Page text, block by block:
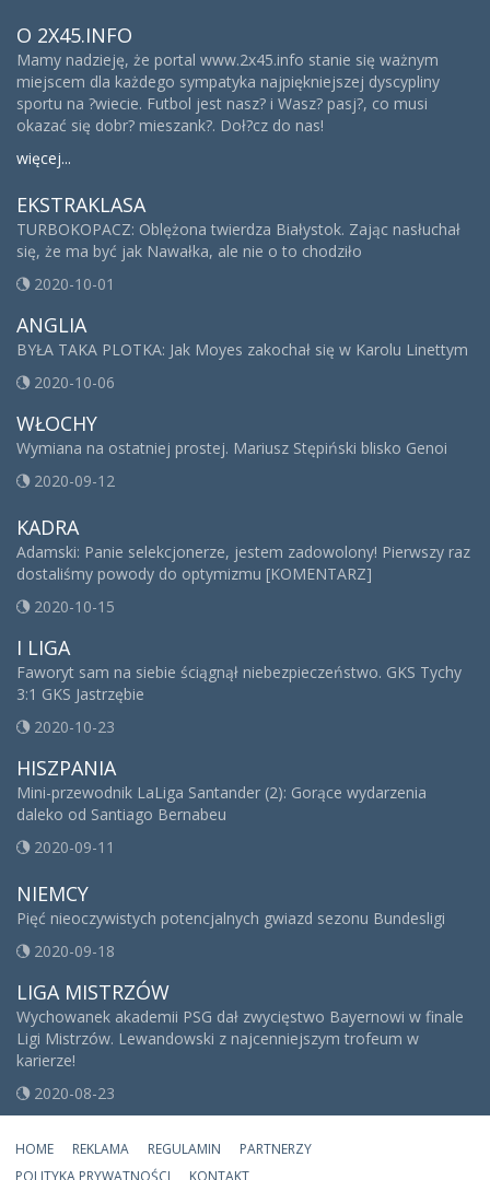
O 2X45.INFO
Mamy nadzieję, że portal www.2x45.info stanie się ważnym
miejscem dla każdego sympatyka najpiękniejszej dyscypliny
sportu na ?wiecie. Futbol jest nasz? i Wasz? pasj?, co musi
okazać się dobr? mieszank?. Doł?cz do nas!
więcej...
EKSTRAKLASA
TURBOKOPACZ: Oblężona twierdza Białystok. Zając nasłuchał
się, że ma być jak Nawałka, ale nie o to chodziło
2020-10-01
ANGLIA
BYŁA TAKA PLOTKA: Jak Moyes zakochał się w Karolu Linettym
2020-10-06
WŁOCHY
Wymiana na ostatniej prostej. Mariusz Stępiński blisko Genoi
2020-09-12
KADRA
Adamski: Panie selekcjonerze, jestem zadowolony! Pierwszy raz
dostaliśmy powody do optymizmu [KOMENTARZ]
2020-10-15
I LIGA
Faworyt sam na siebie ściągnął niebezpieczeństwo. GKS Tychy
3:1 GKS Jastrzębie
2020-10-23
HISZPANIA
Mini-przewodnik LaLiga Santander (2): Gorące wydarzenia
daleko od Santiago Bernabeu
2020-09-11
NIEMCY
Pięć nieoczywistych potencjalnych gwiazd sezonu Bundesligi
2020-09-18
LIGA MISTRZÓW
Wychowanek akademii PSG dał zwycięstwo Bayernowi w finale
Ligi Mistrzów. Lewandowski z najcenniejszym trofeum w
karierze!
2020-08-23
HOME REKLAMA REGULAMIN
PARTNERZY
POLITYKA PRYWATNOŚCI
KONTAKT